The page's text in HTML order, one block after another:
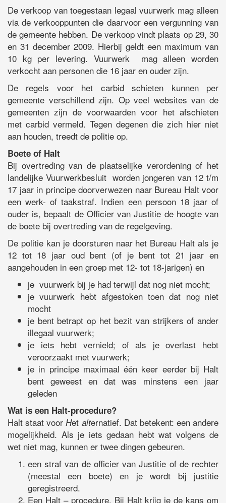
De verkoop van toegestaan legaal vuurwerk mag alleen
via de verkooppunten die daarvoor een vergunning van
de gemeente hebben. De verkoop vindt plaats op 29, 30
en 31 december 2009. Hierbij geldt een maximum van
10 kg per levering. Vuurwerk mag alleen worden
verkocht aan personen die 16 jaar en ouder zijn.
De regels voor het carbid schieten kunnen per
gemeente verschillend zijn. Op veel websites van de
gemeenten zijn de voorwaarden voor het afschieten
met carbid vermeld. Tegen degenen die zich hier niet
aan houden, treedt de politie op.
Boete of Halt
Bij overtreding van de plaatselijke verordening of het
landelijke Vuurwerkbesluit worden jongeren van 12 t/m
17 jaar in principe doorverwezen naar Bureau Halt voor
een werk- of taakstraf. Indien een persoon 18 jaar of
ouder is, bepaalt de Officier van Justitie de hoogte van
de boete bij overtreding van de regelgeving.
De politie kan je doorsturen naar het Bureau Halt als je
12 tot 18 jaar oud bent (of je bent tot 21 jaar en
aangehouden in een groep met 12- tot 18-jarigen) en
je vuurwerk bij je had terwijl dat nog niet mocht;
je vuurwerk hebt afgestoken toen dat nog niet
mocht
je bent betrapt op het bezit van strijkers of ander
illegaal vuurwerk;
je iets hebt vernield; of als je overlast hebt
veroorzaakt met vuurwerk;
je in principe maximaal één keer eerder bij Halt
bent geweest en dat was minstens een jaar
geleden
Wat is een Halt-procedure?
Halt staat voorHet alternatief. Dat betekent: een andere
mogelijkheid. Als je iets gedaan hebt wat volgens de
wet niet mag, kunnen er twee dingen gebeuren.
een straf van de officier van Justitie of de rechter
(meestal een boete) en je wordt bij justitie
geregistreerd.
Een Halt – procedure. Bij Halt krijg je de kans om